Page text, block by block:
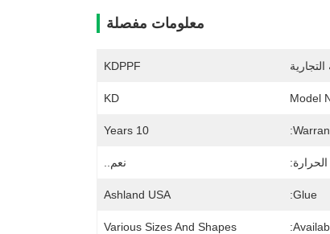
معلومات مفصلة
KDPPF
Model
KD
10 Years
نعم..
Glue:
Ashland USA
Various Sizes And Shapes